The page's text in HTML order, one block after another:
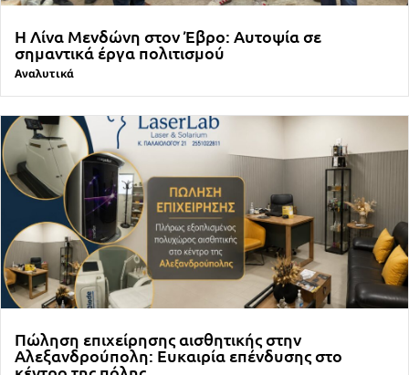
Η Λίνα Μενδώνη στον Έβρο: Αυτοψία σε
σημαντικά έργα πολιτισμού
Αναλυτικά
Πώληση επιχείρησης αισθητικής στην
Αλεξανδρούπολη: Ευκαιρία επένδυσης στο